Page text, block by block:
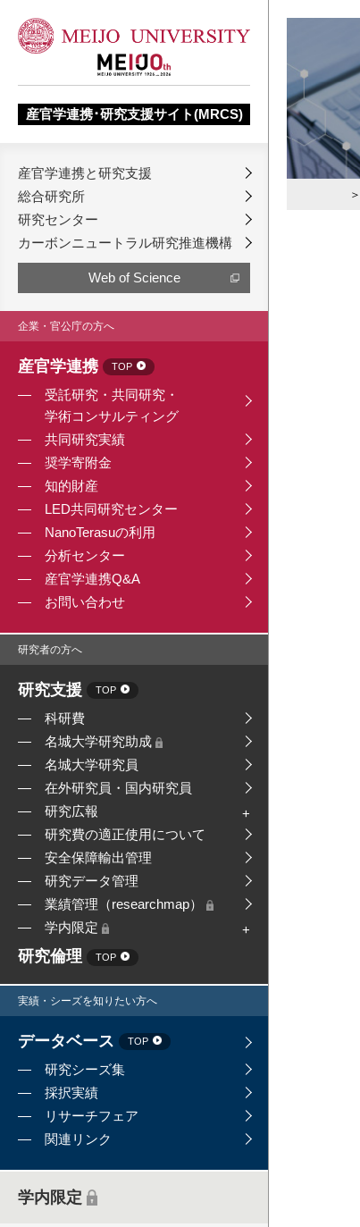
産官学連携･研究支援サイト(MRCS)
産官学連携と研究支援
総合研究所
研究センター
カーボンニュートラル研究推進機構
Web of Science
企業・官公庁の方へ
産官学連携 TOP
受託研究・共同研究・
学術コンサルティング
共同研究実績
奨学寄附金
知的財産
LED共同研究センター
NanoTerasuの利用
分析センター
産官学連携Q&A
お問い合わせ
研究者の方へ
研究支援 TOP
科研費
名城大学研究助成
名城大学研究員
在外研究員・国内研究員
研究広報
研究費の適正使用について
安全保障輸出管理
研究データ管理
業績管理（researchmap）
学内限定
研究倫理 TOP
実績・シーズを知りたい方へ
データベース TOP
研究シーズ集
採択実績
リサーチフェア
関連リンク
学内限定